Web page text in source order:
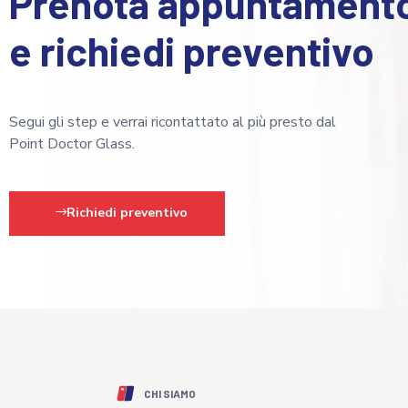
e richiedi preventivo
Segui gli step e verrai ricontattato al più presto dal
Point Doctor Glass.
Richiedi preventivo
CHI SIAMO